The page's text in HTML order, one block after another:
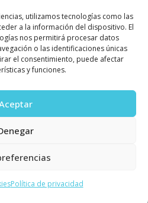
utilizamos tecnologías como las
a la información del dispositivo. El
nos permitirá procesar datos
o las identificaciones únicas
el consentimiento, puede afectar
y funciones.
Política de privacidad
Industrials, SL 2022
de calidad
de cookies